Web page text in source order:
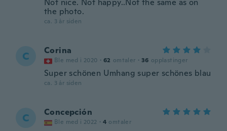
Not nice. Not happy..Not the same as on
the photo.
ca. 3 år siden
C Corina
Ble med i 2020 · 62 omtaler · 36 opplastinger
Super schönen Umhang super schönes blau
ca. 3 år siden
C Concepción
Ble med i 2022 · 4 omtaler